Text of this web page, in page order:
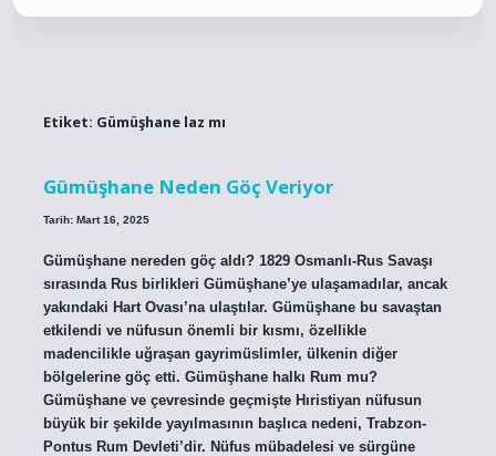
Etiket: Gümüşhane laz mı
Gümüşhane Neden Göç Veriyor
Tarih: Mart 16, 2025
Gümüşhane nereden göç aldı? 1829 Osmanlı-Rus Savaşı
sırasında Rus birlikleri Gümüşhane’ye ulaşamadılar, ancak
yakındaki Hart Ovası’na ulaştılar. Gümüşhane bu savaştan
etkilendi ve nüfusun önemli bir kısmı, özellikle
madencilikle uğraşan gayrimüslimler, ülkenin diğer
bölgelerine göç etti. Gümüşhane halkı Rum mu?
Gümüşhane ve çevresinde geçmişte Hıristiyan nüfusun
büyük bir şekilde yayılmasının başlıca nedeni, Trabzon-
Pontus Rum Devleti’dir. Nüfus mübadelesi ve sürgüne